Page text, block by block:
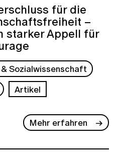
für die
–
starker Appell für
Sozialwissenschaft
Artikel
Mehr erfahren